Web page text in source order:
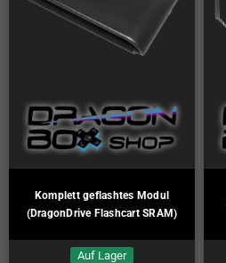
Komplett geflashtes Modul
(DragonDrive Flashcart SRAM)
Auf Lager